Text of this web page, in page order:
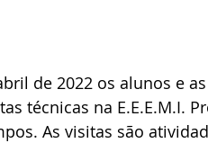
de 2022 os alunos e
técnicas na E.E.E.M.I.
As visitas são